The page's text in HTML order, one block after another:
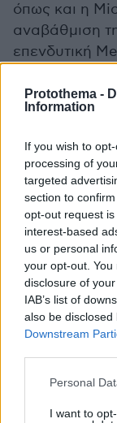
Protothema -
Information
If you wish to
processing of
targeted
section to
opt-out request
interest-based
us or personal
your opt-out.
disclosure of
IAB’s list of
also be
Downstream
Please note that
not limited to
Personal
I want to
όπως και η
αναβάθμιση
επενδυτική
Στο
όμως λόγω
συμμαχίας
ChatGPT, θα
εξέλιξη που
σημαντικά
μετοχή της
έδαφος, όμως
πέρασε
Στον
πίτσας στον